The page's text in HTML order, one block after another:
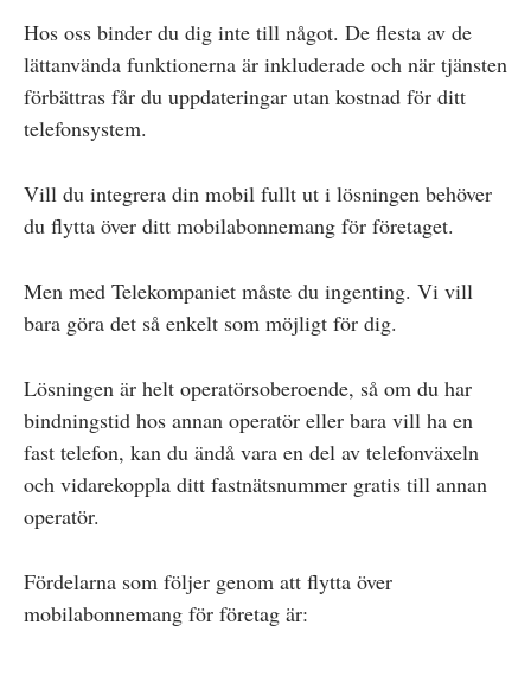
Hos oss binder du dig inte till något. De flesta av de
lättanvända funktionerna är inkluderade och när tjänsten
förbättras får du uppdateringar utan kostnad för ditt
telefonsystem.
Vill du integrera din mobil fullt ut i lösningen behöver
du flytta över ditt mobilabonnemang för företaget.
Men med Telekompaniet måste du ingenting. Vi vill
bara göra det så enkelt som möjligt för dig.
Lösningen är helt operatörsoberoende, så om du har
bindningstid hos annan operatör eller bara vill ha en
fast telefon, kan du ändå vara en del av telefonväxeln
och vidarekoppla ditt fastnätsnummer gratis till annan
operatör.
Fördelarna som följer genom att flytta över
mobilabonnemang för företag är: